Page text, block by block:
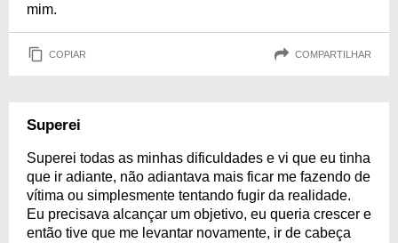
mim.
COPIAR COMPARTILHAR
Superei
Superei todas as minhas dificuldades e vi que eu tinha
que ir adiante, não adiantava mais ficar me fazendo de
vítima ou simplesmente tentando fugir da realidade.
Eu precisava alcançar um objetivo, eu queria crescer e
então tive que me levantar novamente, ir de cabeça